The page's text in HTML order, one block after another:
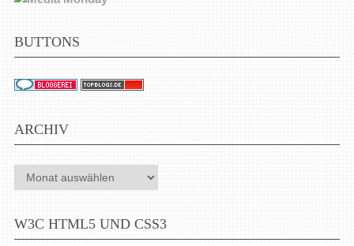
BUTTONS
ARCHIV
Archiv
W3C HTML5 UND CSS3